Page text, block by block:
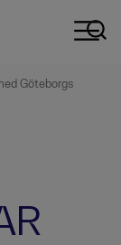
Göteborgs